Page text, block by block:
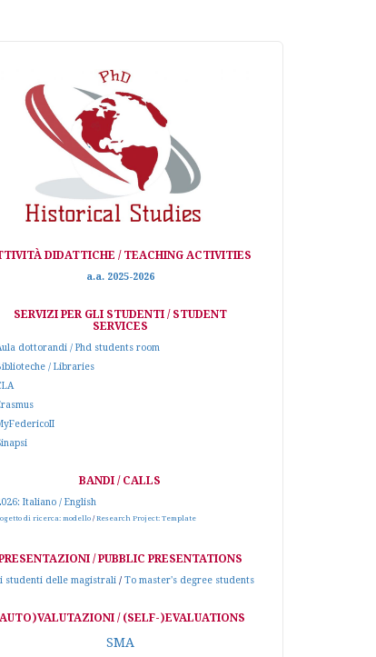
DIDATTICHE / TEACHING ACTIVITIES
a.a. 2025-2026
SERVIZI PER GLI STUDENTI / STUDENT
SERVICES
dottorandi / Phd students room
/ Libraries
BANDI / CALLS
Italiano / English
di ricerca: modello /Research Project: Template
/ PUBBLIC PRESENTATIONS
studenti delle magistrali / To master's degree students
/ (SELF-)EVALUATIONS
SMA